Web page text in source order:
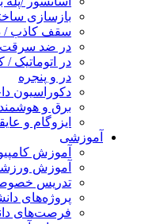
بازسازی
سقف کاذب /
در ضد سرقت
در اتوماتیک
در و پنجره
دکوراسیون
برق و
ایزوگام و
آموزشی
آموزش
آموزش
تدریس
پروژه‌های
فرصت‌های